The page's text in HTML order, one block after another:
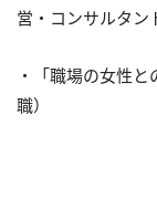
営・コンサルタン
・「職場の女性
職）